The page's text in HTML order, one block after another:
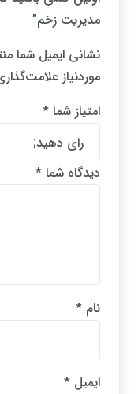
مدیریت زخم”
نشانی ایمیل شما
موردنیاز
امتیاز شما *
دیدگاه شما *
نام *
ایمیل *